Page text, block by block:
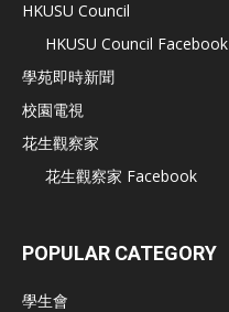
HKUSU Council
HKUSU Council Facebook
學苑即時新聞
校園電視
花生觀察家
花生觀察家 Facebook
POPULAR CATEGORY
學生會